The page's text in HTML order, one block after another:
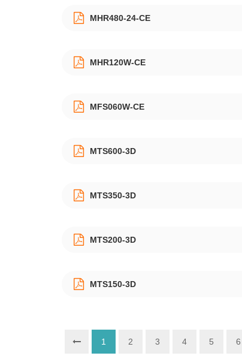
MHR480-24-CE
MHR120W-CE
MFS060W-CE
MTS600-3D
MTS350-3D
MTS200-3D
MTS150-3D
1 2 3 4 5 6